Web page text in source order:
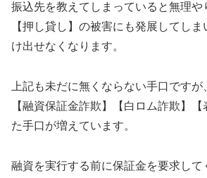
振込先を教えてしまっていると無理や
【押し貸し】の被害にも発展してし
け出せなくなります。
上記も未だに無くならない手口です
【融資保証金詐欺】【白ロム詐欺】
た手口が増えています。
融資を実行する前に保証金を要求して